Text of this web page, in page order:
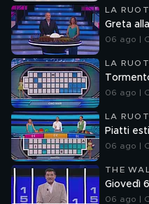
LA
Greta
06 ago |
LA
06 ago |
LA
Piatti
06 ago |
THE
Giovedì
06 ago |